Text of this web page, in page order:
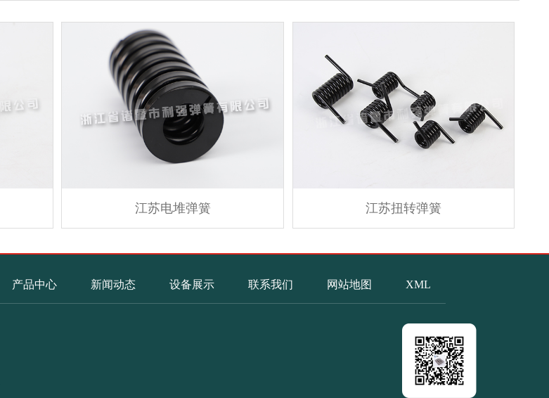
江苏电堆弹簧 江苏扭转弹簧
产品中心 新闻动态 设备展示 联系我们 网站地图 XML